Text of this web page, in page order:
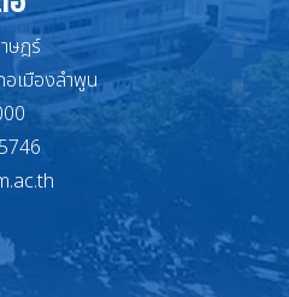
ษฎร์
อเมืองลำพูน